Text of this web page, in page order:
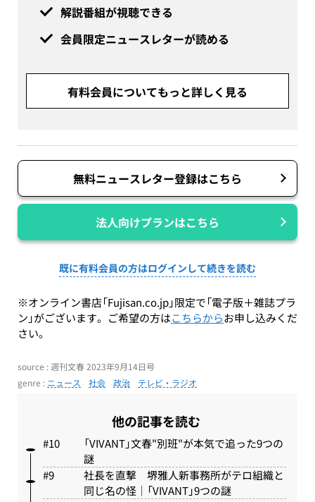
解説番組が視聴できる
会員限定ニュースレターが読める
有料会員についてもっと詳しく見る
無料ニュースレター登録はこちら
法人向けプランはこちら
既に有料会員の方はログインして続きを読む
※オンライン書店「Fujisan.co.jp」限定で「電子版＋雑誌プラ
ン」がございます。ご希望の方はこちらからお申し込みくだ
さい。
source : 週刊文春 2023年9月14日号
genre : ニュース 社会 政治 テレビ・ラジオ
他の記事を読む
「VIVANT」文春"別班"が本気で追った9つの
謎
社長を直撃 堺雅人新事務所がテロ組織と
同じ名の怪｜「VIVANT」9つの謎